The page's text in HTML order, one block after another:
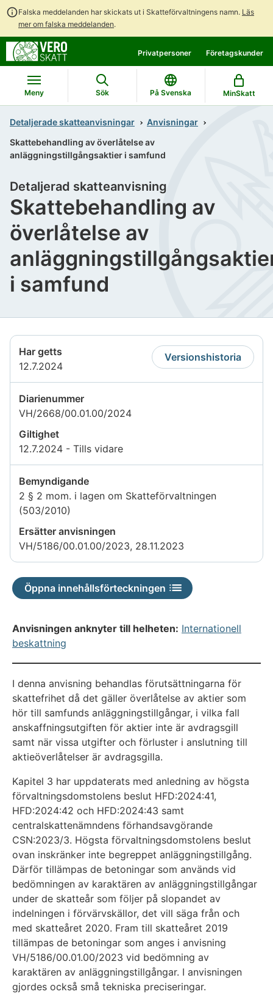
Falska meddelanden har skickats ut i Skatteförvaltningens namn. Läs
mer om falska meddelanden.
direkt
till
innehållet
till
hela
webbplatsens
sökning
Privatpersoner Företagskunder
Meny Sök På Svenska MinSkatt
Detaljerade skatteanvisningar
Anvisningar
Skattebehandling av överlåtelse av
anläggningstillgångsaktier i samfund
Skattebehandling av
överlåtelse av
i samfund
Detaljerad skatteanvisning
Har getts
12.7.2024
Versionshistoria
Diarienummer
VH/2668/00.01.00/2024
Giltighet
12.7.2024 - Tills vidare
Bemyndigande
2 § 2 mom. i lagen om Skatteförvaltningen
(503/2010)
Ersätter anvisningen
VH/5186/00.01.00/2023, 28.11.2023
Öppna innehållsförteckningen
Anvisningen anknyter till helheten: Internationell
beskattning
I denna anvisning behandlas förutsättningarna för
skattefrihet då det gäller överlåtelse av aktier som
hör till samfunds anläggningstillgångar, i vilka fall
anskaffningsutgiften för aktier inte är avdragsgill
samt när vissa utgifter och förluster i anslutning till
aktieöverlåtelser är avdragsgilla.
Kapitel 3 har uppdaterats med anledning av högsta
förvaltningsdomstolens beslut HFD:2024:41,
HFD:2024:42 och HFD:2024:43 samt
centralskattenämndens förhandsavgörande
CSN:2023/3. Högsta förvaltningsdomstolens beslut
ovan inskränker inte begreppet anläggningstillgång.
Därför tillämpas de betoningar som används vid
bedömningen av karaktären av anläggningstillgångar
under de skatteår som följer på slopandet av
indelningen i förvärvskällor, det vill säga från och
med skatteåret 2020. Fram till skatteåret 2019
tillämpas de betoningar som anges i anvisning
VH/5186/00.01.00/2023 vid bedömning av
karaktären av anläggningstillgångar. I anvisningen
gjordes också små tekniska preciseringar.